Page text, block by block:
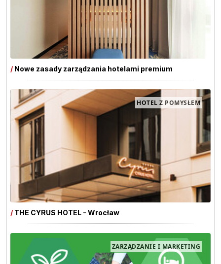
/ Nowe zasady zarządzania hotelami premium
HOTEL Z POMYSŁEM
/ THE CYRUS HOTEL - Wrocław
ZARZĄDZANIE I MARKETING